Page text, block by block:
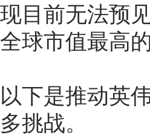
现目前无法预
全球市值最高
以下是推动英
多挑战。